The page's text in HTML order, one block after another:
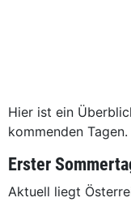
Hier ist ein
kommenden Tagen.
Erster
Aktuell liegt